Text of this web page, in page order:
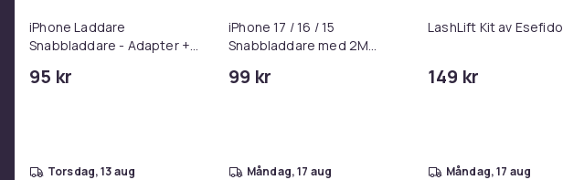
iPhone Laddare
Snabbladdare - Adapter +
C 2m
95 kr
torsdag, 13 aug
iPhone 17 / 16 / 15
Snabbladdare med 2M
99 kr
måndag, 17 aug
LashLift Kit av Esefido
149 kr
måndag, 17 aug